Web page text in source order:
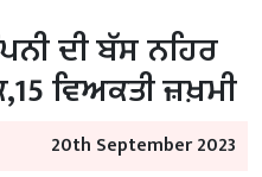
ਦੀ ਬੱਸ ਨਹਿਰ
ਵਿਅਕਤੀ ਜ਼ਖ਼ਮੀ
20th September 2023